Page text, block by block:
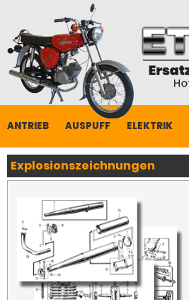
ANTRIEB AUSPUFF ELEKTRIK
Explosionszeichnungen